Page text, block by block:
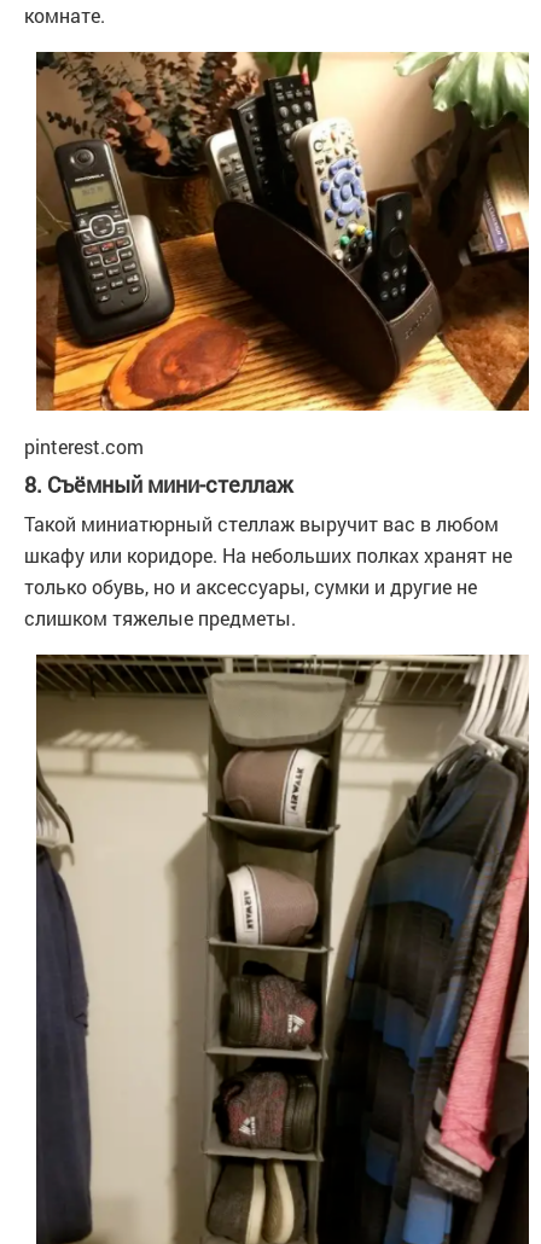
комнате.
pinterest.com
8. Съёмный мини-стеллаж
Такой миниатюрный стеллаж выручит вас в любом
шкафу или коридоре. На небольших полках хранят не
только обувь, но и аксессуары, сумки и другие не
слишком тяжелые предметы.